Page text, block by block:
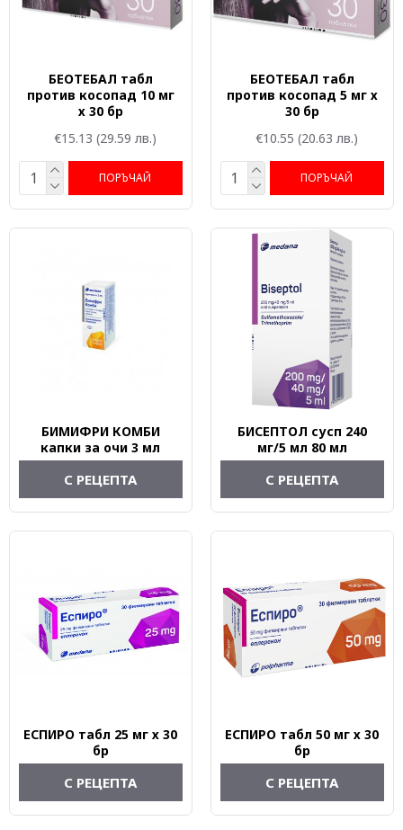
БЕОТЕБАЛ табл
против косопад 10 мг
х 30 бр
€15.13 (29.59 лв.)
ПОРЪЧАЙ
БЕОТЕБАЛ табл
против косопад 5 мг х
30 бр
€10.55 (20.63 лв.)
ПОРЪЧАЙ
БИМИФРИ КОМБИ
капки за очи 3 мл
С РЕЦЕПТА
БИСЕПТОЛ сусп 240
мг/5 мл 80 мл
С РЕЦЕПТА
ЕСПИРО табл 25 мг х 30
бр
С РЕЦЕПТА
ЕСПИРО табл 50 мг х 30
бр
С РЕЦЕПТА